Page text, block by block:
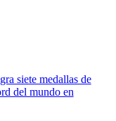
siete medallas de
del mundo en